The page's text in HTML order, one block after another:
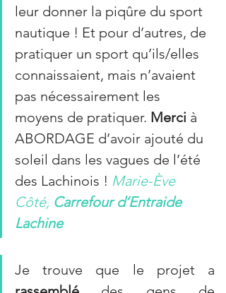
leur donner la piqûre du sport
nautique ! Et pour d’autres, de
pratiquer un sport qu’ils/elles
connaissaient, mais n’avaient
pas nécessairement les
moyens de pratiquer. Merci à
ABORDAGE d’avoir ajouté du
soleil dans les vagues de l’été
des Lachinois ! Marie-Ève
Côté, Carrefour d’Entraide
Lachine